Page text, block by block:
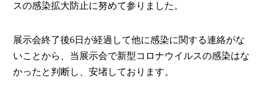
スの感染拡大防止に努めて参りました。
展示会終了後6日が経過して他に感染に関する連絡がな
いことから、当展示会で新型コロナウイルスの感染はな
かったと判断し、安堵しております。